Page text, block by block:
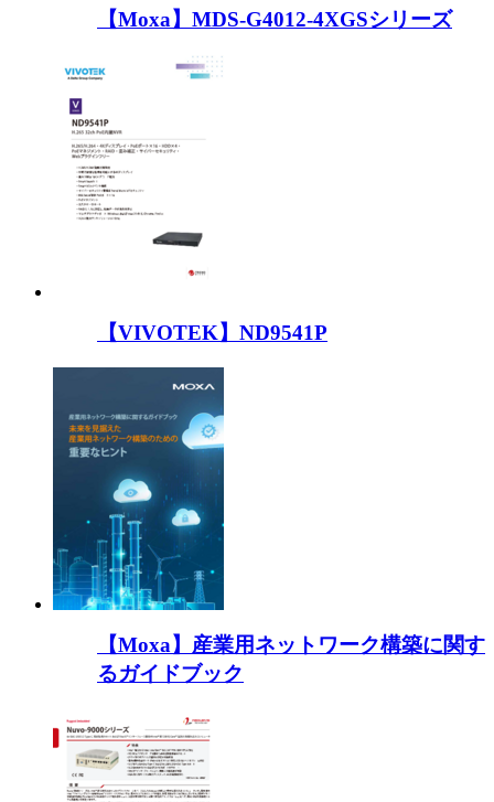
【Moxa】MDS-G4012-4XGSシリーズ
【VIVOTEK】ND9541P
【Moxa】産業用ネットワーク構築に関す
るガイドブック